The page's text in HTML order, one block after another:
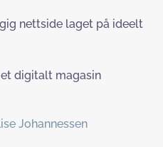
nettside laget på ideelt
digitalt magasin
Johannessen